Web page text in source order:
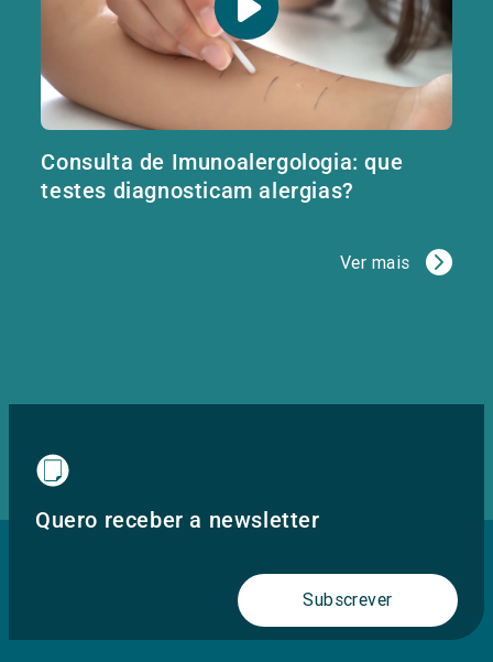
Consulta de Imunoalergologia: que
testes diagnosticam alergias?
Ver mais
Quero receber a newsletter
Subscrever